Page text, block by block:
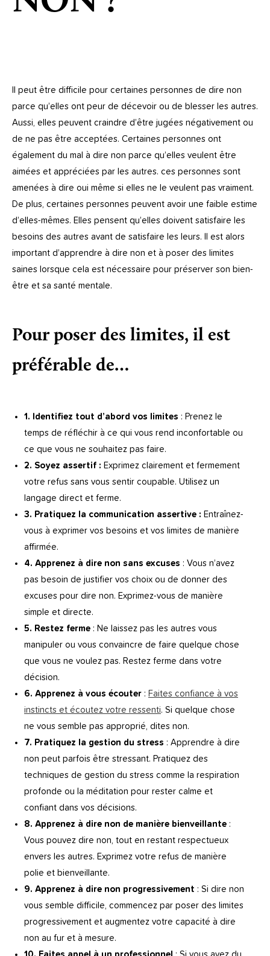
Il peut être difficile pour certaines personnes de dire non
parce qu’elles ont peur de décevoir ou de blesser les autres.
Aussi, elles peuvent craindre d’être jugées négativement ou
de ne pas être acceptées. Certaines personnes ont
également du mal à dire non parce qu’elles veulent être
aimées et appréciées par les autres. ces personnes sont
amenées à dire oui même si elles ne le veulent pas vraiment.
De plus, certaines personnes peuvent avoir une faible estime
d’elles-mêmes. Elles pensent qu’elles doivent satisfaire les
besoins des autres avant de satisfaire les leurs. Il est alors
important d’apprendre à dire non et à poser des limites
saines lorsque cela est nécessaire pour préserver son bien-
être et sa santé mentale.
Pour poser des limites, il est
préférable de…
1. Identifiez tout d’abord vos limites : Prenez le
temps de réfléchir à ce qui vous rend inconfortable ou
ce que vous ne souhaitez pas faire.
2. Soyez assertif : Exprimez clairement et fermement
votre refus sans vous sentir coupable. Utilisez un
langage direct et ferme.
3. Pratiquez la communication assertive : Entraînez-
vous à exprimer vos besoins et vos limites de manière
affirmée.
4. Apprenez à dire non sans excuses : Vous n’avez
pas besoin de justifier vos choix ou de donner des
excuses pour dire non. Exprimez-vous de manière
simple et directe.
5. Restez ferme : Ne laissez pas les autres vous
manipuler ou vous convaincre de faire quelque chose
que vous ne voulez pas. Restez ferme dans votre
décision.
6. Apprenez à vous écouter : Faites confiance à vos
instincts et écoutez votre ressenti. Si quelque chose
ne vous semble pas approprié, dites non.
7. Pratiquez la gestion du stress : Apprendre à dire
non peut parfois être stressant. Pratiquez des
techniques de gestion du stress comme la respiration
profonde ou la méditation pour rester calme et
confiant dans vos décisions.
8. Apprenez à dire non de manière bienveillante :
Vous pouvez dire non, tout en restant respectueux
envers les autres. Exprimez votre refus de manière
polie et bienveillante.
9. Apprenez à dire non progressivement : Si dire non
vous semble difficile, commencez par poser des limites
progressivement et augmentez votre capacité à dire
non au fur et à mesure.